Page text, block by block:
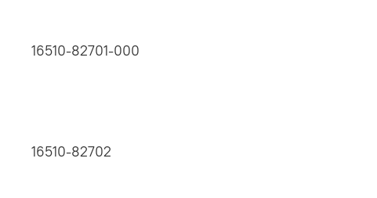
16510-82701-000
16510-82702